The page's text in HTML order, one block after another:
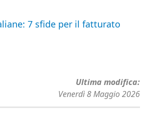
7 sfide per il fatturato
Ultima modifica
Venerdì 8 Maggio 2026